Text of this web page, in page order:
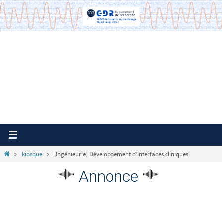
Passer
vers
le
Homekiosque [Ingénieur·e] Développement d’interfaces cliniques
Annonce